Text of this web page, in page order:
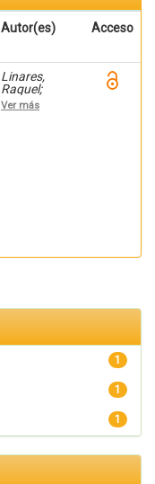
Autor(es) Acceso
Linares,
Raquel;
Gutiérrez,
Ana;
Ver más
1
1
1